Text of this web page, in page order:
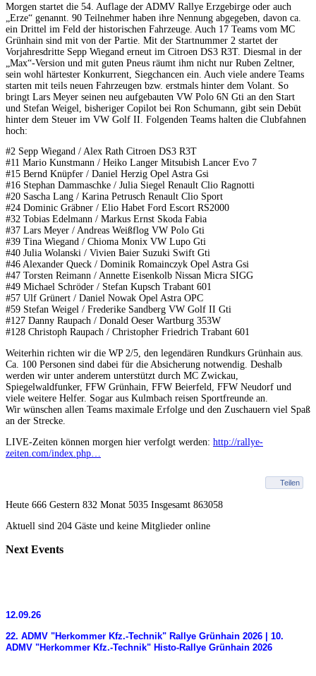
Morgen startet die 54. Auflage der ADMV Rallye Erzgebirge oder auch
„Erze“ genannt. 90 Teilnehmer haben ihre Nennung abgegeben, davon ca.
ein Drittel im Feld der historischen Fahrzeuge. Auch 17 Teams vom MC
Grünhain sind mit von der Partie. Mit der Startnummer 2 startet der
Vorjahresdritte Sepp Wiegand erneut im Citroen DS3 R3T. Diesmal in der
„Max“-Version und mit guten Pneus räumt ihm nicht nur Ruben Zeltner,
sein wohl härtester Konkurrent, Siegchancen ein. Auch viele andere Teams
starten mit teils neuen Fahrzeugen bzw. erstmals hinter dem Volant. So
bringt Lars Meyer seinen neu aufgebauten VW Polo 6N Gti an den Start
und Stefan Weigel, bisheriger Copilot bei Ron Schumann, gibt sein Debüt
hinter dem Steuer im VW Golf II. Folgenden Teams halten die Clubfahnen
hoch:
#2 Sepp Wiegand / Alex Rath Citroen DS3 R3T
#11 Mario Kunstmann / Heiko Langer Mitsubish Lancer Evo 7
#15 Bernd Knüpfer / Daniel Herzig Opel Astra Gsi
#16 Stephan Dammaschke / Julia Siegel Renault Clio Ragnotti
#20 Sascha Lang / Karina Petrusch Renault Clio Sport
#24 Dominic Gräbner / Elio Habet Ford Escort RS2000
#32 Tobias Edelmann / Markus Ernst Skoda Fabia
#37 Lars Meyer / Andreas Weißflog VW Polo Gti
#39 Tina Wiegand / Chioma Monix VW Lupo Gti
#40 Julia Wolanski / Vivien Baier Suzuki Swift Gti
#46 Alexander Queck / Dominik Romainczyk Opel Astra Gsi
#47 Torsten Reimann / Annette Eisenkolb Nissan Micra SIGG
#49 Michael Schröder / Stefan Kupsch Trabant 601
#57 Ulf Grünert / Daniel Nowak Opel Astra OPC
#59 Stefan Weigel / Frederike Sandberg VW Golf II Gti
#127 Danny Raupach / Donald Oeser Wartburg 353W
#128 Christoph Raupach / Christopher Friedrich Trabant 601
Weiterhin richten wir die WP 2/5, den legendären Rundkurs Grünhain aus.
Ca. 100 Personen sind dabei für die Absicherung notwendig. Deshalb
werden wir unter anderem unterstützt durch MC Zwickau,
Spiegelwaldfunker, FFW Grünhain, FFW Beierfeld, FFW Neudorf und
viele weitere Helfer. Sogar aus Kulmbach reisen Sportfreunde an.
Wir wünschen allen Teams maximale Erfolge und den Zuschauern viel Spaß
an der Strecke.
LIVE-Zeiten können morgen hier verfolgt werden: http://rallye-
zeiten.com/index.php…
Teilen
Heute 666 Gestern 832 Monat 5035 Insgesamt 863058
Aktuell sind 204 Gäste und keine Mitglieder online
Next Events
12.09.26
22. ADMV "Herkommer Kfz.-Technik" Rallye Grünhain 2026 | 10.
ADMV "Herkommer Kfz.-Technik" Histo-Rallye Grünhain 2026